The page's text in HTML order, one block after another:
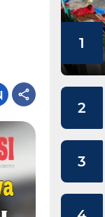
1
2
3